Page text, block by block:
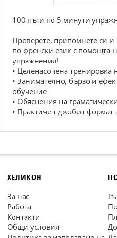
100 пъти по 5 минути
Проверете, припомнете си и
по френски език с помощта
упражнения!
• Целенасочена тренировка
• Занимателно, бързо и
обучение
• Обяснения на
• Практичен джобен формат
ХЕЛИКОН
За нас
Работа
Контакти
Общи условия